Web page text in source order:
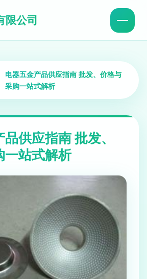
限公司
电器五金产品供应指南 批发、价格与
采购一站式解析
供应指南 批发、
一站式解析